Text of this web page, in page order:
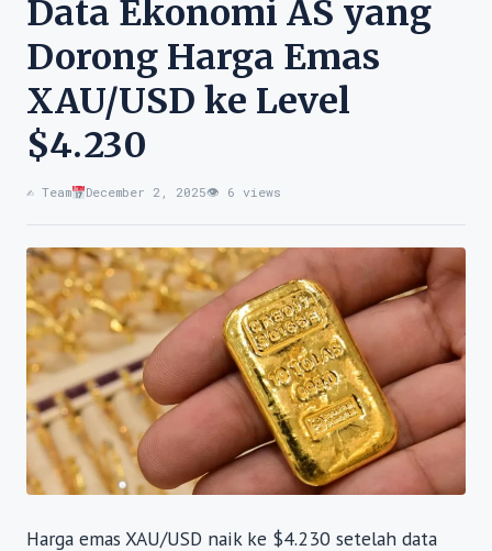
Data Ekonomi AS yang
Dorong Harga Emas
XAU/USD ke Level
$4.230
✍️ Team December 2, 2025👁 6 views
Harga emas XAU/USD naik ke $4.230 setelah data